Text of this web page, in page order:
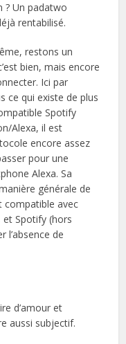
? Un padatwo
rentabilisé.
restons un
bien, mais encore
Ici par
ce qui existe de plus
Spotify
Alexa, il est
encore assez
pour une
Alexa. Sa
générale de
compatible avec
et Spotify (hors
l’absence de
d’amour et
aussi subjectif.